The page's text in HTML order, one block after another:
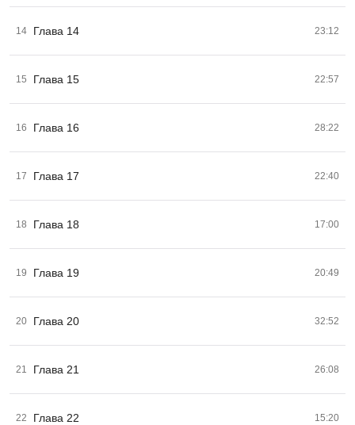
14 Глава 14 23:12
15 Глава 15 22:57
16 Глава 16 28:22
17 Глава 17 22:40
18 Глава 18 17:00
19 Глава 19 20:49
20 Глава 20 32:52
21 Глава 21 26:08
22 Глава 22 15:20